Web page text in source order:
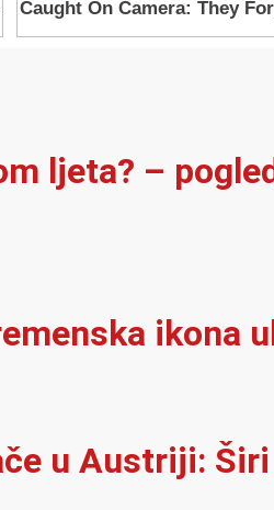
ljeta? –
ikona
u Austriji: